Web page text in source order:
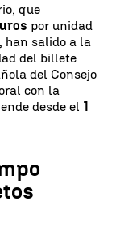
que
por unidad
han salido a la
del billete
del Consejo
con la
desde el 1